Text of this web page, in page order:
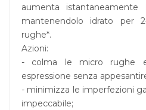
aumenta
mantenendolo idrato per
rughe*.
Azioni:
- colma le micro rughe
espressione senza
- minimizza le imperfezioni
impeccabile;